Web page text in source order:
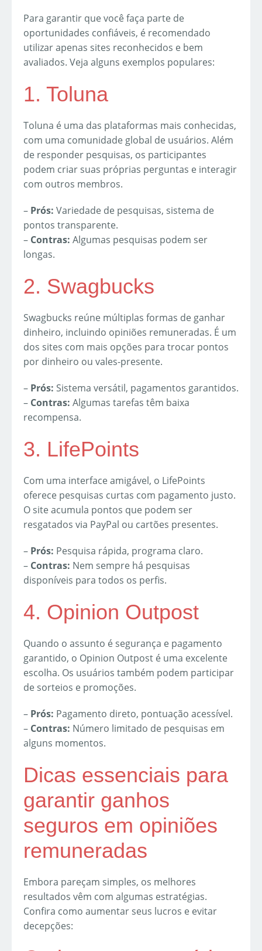
Para garantir que você faça parte de
oportunidades confiáveis, é recomendado
utilizar apenas sites reconhecidos e bem
avaliados. Veja alguns exemplos populares:
1. Toluna
Toluna é uma das plataformas mais conhecidas,
com uma comunidade global de usuários. Além
de responder pesquisas, os participantes
podem criar suas próprias perguntas e interagir
com outros membros.
– Prós: Variedade de pesquisas, sistema de
pontos transparente.
– Contras: Algumas pesquisas podem ser
longas.
2. Swagbucks
Swagbucks reúne múltiplas formas de ganhar
dinheiro, incluindo opiniões remuneradas. É um
dos sites com mais opções para trocar pontos
por dinheiro ou vales-presente.
– Prós: Sistema versátil, pagamentos garantidos.
– Contras: Algumas tarefas têm baixa
recompensa.
3. LifePoints
Com uma interface amigável, o LifePoints
oferece pesquisas curtas com pagamento justo.
O site acumula pontos que podem ser
resgatados via PayPal ou cartões presentes.
– Prós: Pesquisa rápida, programa claro.
– Contras: Nem sempre há pesquisas
disponíveis para todos os perfis.
4. Opinion Outpost
Quando o assunto é segurança e pagamento
garantido, o Opinion Outpost é uma excelente
escolha. Os usuários também podem participar
de sorteios e promoções.
– Prós: Pagamento direto, pontuação acessível.
– Contras: Número limitado de pesquisas em
alguns momentos.
Dicas essenciais para
garantir ganhos
seguros em opiniões
remuneradas
Embora pareçam simples, os melhores
resultados vêm com algumas estratégias.
Confira como aumentar seus lucros e evitar
decepções: